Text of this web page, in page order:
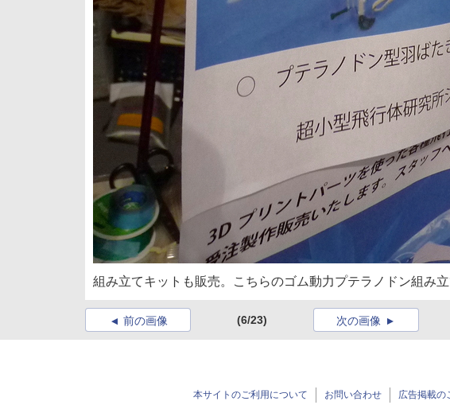
組み立てキットも販売。こちらのゴム動力プテラノドン組み
前の画像 (6/23) 次の画像
本サイトのご利用について お問い合わせ 広告掲載の